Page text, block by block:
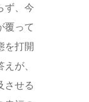
ず、今
覆って
を打開
が、
させる